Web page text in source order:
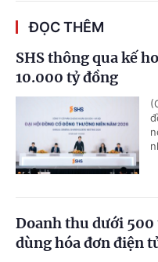
ĐỌC THÊM
SHS thông qua kế
10.000 tỷ đồng
Doanh thu dưới
dùng hóa đơn điện